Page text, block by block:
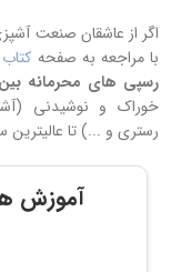
اگر از عاشقان صنعت
با مراجعه به صفحه
رسپی های محرمانه بین
خوراک و نوشیدنی
رستری و ...) تا عالیترین
آموزش